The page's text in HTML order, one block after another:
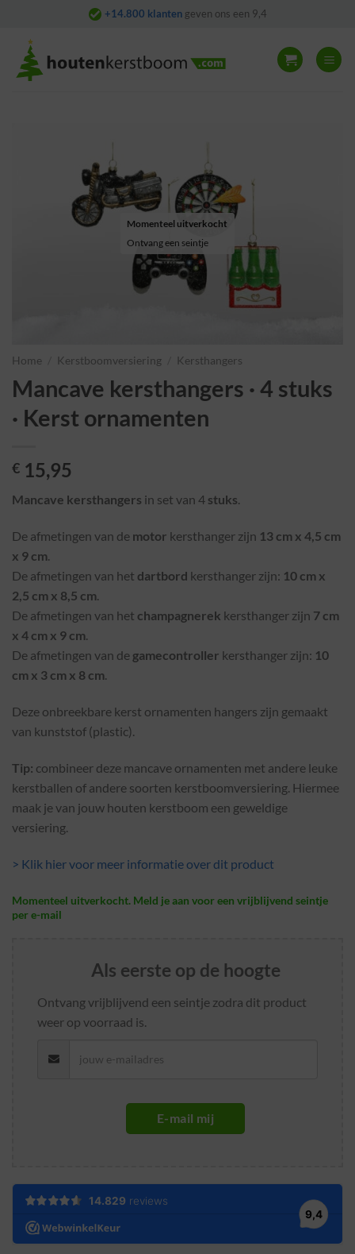
content
+14.800 klantengeven ons een 9,4
Momenteel uitverkocht
Ontvang een seintje
Home Kerstboomversiering Kersthangers
Mancave kersthangers · 4 stuks
· Kerst ornamenten
€ 15,95
Mancave kersthangers in set van 4 stuks.
De afmetingen van de motor kersthanger zijn 13 cm x 4,5 cm
x 9 cm.
De afmetingen van het dartbord kersthanger zijn: 10 cm x
2,5 cm x 8,5 cm.
De afmetingen van het champagnerek kersthanger zijn 7 cm
x 4 cm x 9 cm.
De afmetingen van de gamecontroller kersthanger zijn: 10
cm x 3 cm x 8 cm.
Deze onbreekbare kerst ornamenten hangers zijn gemaakt
van kunststof (plastic).
Tip: combineer deze mancave ornamenten met andere leuke
kerstballen of andere soorten kerstboomversiering. Hiermee
maak je van jouw houten kerstboom een geweldige
versiering.
> Klik hier voor meer informatie over dit product
Momenteel uitverkocht. Meld je aan voor een vrijblijvend seintje
per e-mail
Als eerste op de hoogte
Ontvang vrijblijvend een seintje zodra dit product
weer op voorraad is.
E-mail mij